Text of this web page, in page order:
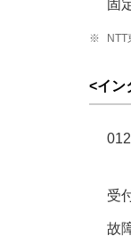
固
※
<イン
受
故